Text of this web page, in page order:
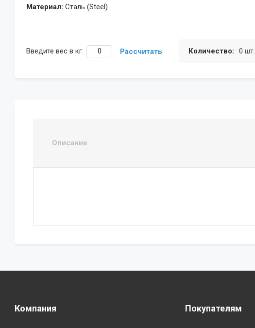
Материал: Сталь (Steel)
Введите вес в кг: Рассчитать Количество: 0 шт.
Описание
Компания Покупателям